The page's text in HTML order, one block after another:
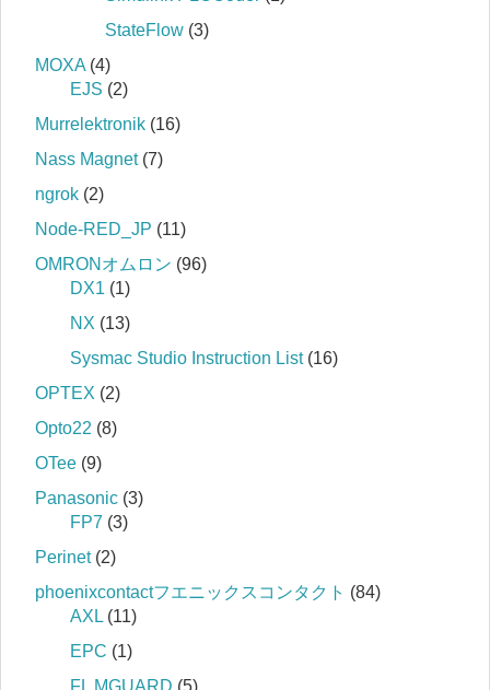
StateFlow (3)
MOXA (4)
EJS (2)
Murrelektronik (16)
Nass Magnet(7)
ngrok (2)
Node-RED_JP (11)
OMRONオムロン (96)
DX1 (1)
NX (13)
Sysmac Studio Instruction List(16)
OPTEX (2)
Opto22 (8)
OTee (9)
Panasonic (3)
FP7 (3)
Perinet(2)
phoenixcontactフエニックスコンタクト (84)
AXL (11)
EPC (1)
FL MGUARD (5)